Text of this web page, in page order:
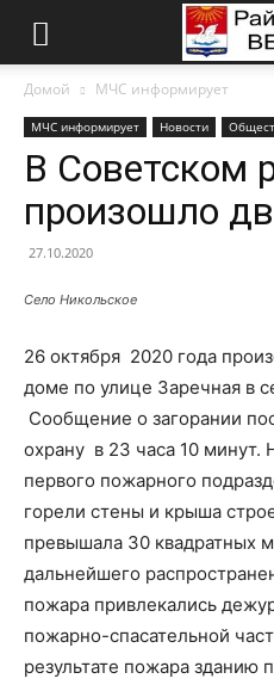
Домой МЧС информирует
МЧС информирует Новости
В Советском
произошло
27.10.2020
Село Никольское
26 октября 2020 года
доме по улице Заречная в
Сообщение о загорании
охрану в 23 часа 10 минут.
первого пожарного
горели стены и крыша
превышала 30 квадратных
дальнейшего
пожара привлекались
пожарно-спасательной
результате пожара зданию